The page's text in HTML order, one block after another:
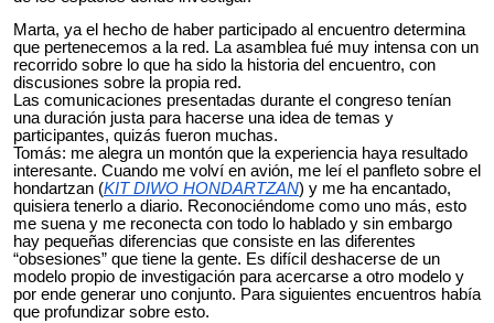
Marta, ya el hecho de haber participado al encuentro determina
que pertenecemos a la red. La asamblea fué muy intensa con un
recorrido sobre lo que ha sido la historia del encuentro, con
discusiones sobre la propia red.
Las comunicaciones presentadas durante el congreso tenían
una duración justa para hacerse una idea de temas y
participantes, quizás fueron muchas.
Tomás: me alegra un montón que la experiencia haya resultado
interesante. Cuando me volví en avión, me leí el panfleto sobre el
hondartzan (KIT DIWO HONDARTZAN) y me ha encantado,
quisiera tenerlo a diario. Reconociéndome como uno más, esto
me suena y me reconecta con todo lo hablado y sin embargo
hay pequeñas diferencias que consiste en las diferentes
“obsesiones” que tiene la gente. Es difícil deshacerse de un
modelo propio de investigación para acercarse a otro modelo y
por ende generar uno conjunto. Para siguientes encuentros había
que profundizar sobre esto.